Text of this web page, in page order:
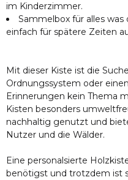
im Kinderzimmer.
Sammelbox für alles
einfach für spätere Zeiten
Mit dieser Kiste ist die
Ordnungssystem oder
Erinnerungen kein Thema
Kisten besonders
nachhaltig genutzt und
Nutzer und die Wälder.
Eine personalsierte
benötigst und trotzdem ist